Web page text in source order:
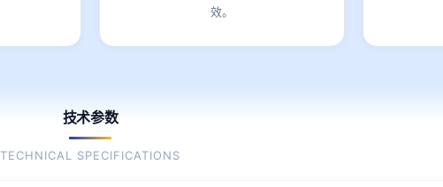
效。
技术参数
TECHNICAL SPECIFICATIONS